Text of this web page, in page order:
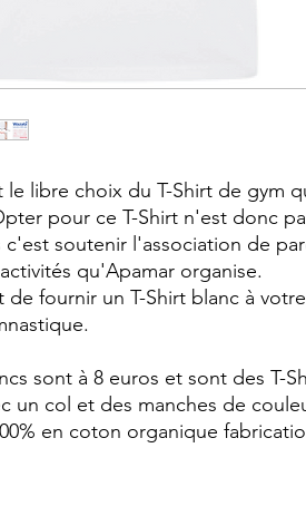
le libre choix du T-Shirt de gym
pour ce T-Shirt n'est donc
c'est soutenir l'association de
qu'Apamar organise.
de fournir un T-Shirt blanc à
sont à 8 euros et sont des T-
un col et des manches de
en coton organique